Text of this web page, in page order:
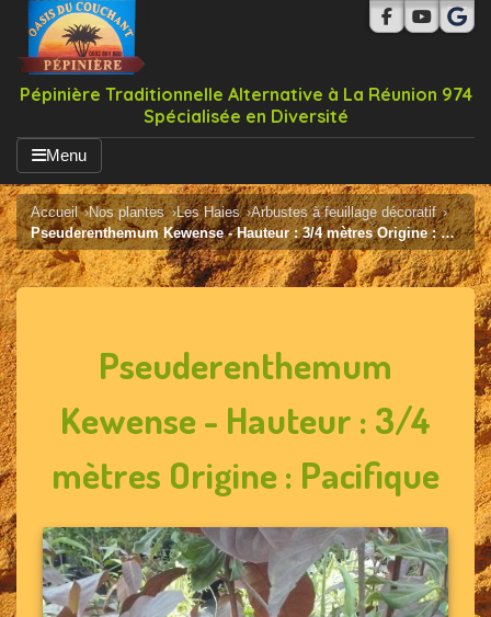
Pépinière Traditionnelle Alternative à La Réunion 974
Spécialisée en Diversité
Menu
Accueil Nos plantes Les Haies
Arbustes à feuillage décoratif
Pseuderenthemum Kewense - Hauteur : 3/4 mètres Origine : Pacifique
Pseuderenthemum
Kewense - Hauteur : 3/4
mètres Origine : Pacifique